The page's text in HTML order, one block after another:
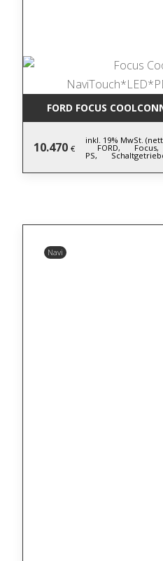
FORD FOCUS
10.470 €
inkl. 19% MwSt.
FORD, Focus,
PS,
Navi